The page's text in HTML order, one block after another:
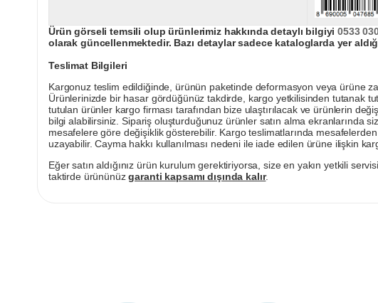
Ürün görseli temsili olup ürünlerimiz hakkında detaylı bilgiyi0533
olarak güncellenmektedir. Bazı detaylar sadece kataloglarda yer
Teslimat Bilgileri
Kargonuz teslim edildiğinde, ürünün paketinde deformasyon veya ürüne
Ürünlerinizde bir hasar gördüğünüz takdirde, kargo yetkilisinden tutanak
tutulan ürünler kargo firması tarafından bize ulaştırılacak ve ürünlerin
bilgi alabilirsiniz. Sipariş oluşturduğunuz ürünler satın alma ekranlarında
mesafelere göre değişiklik gösterebilir. Kargo teslimatlarında
uzayabilir. Cayma hakkı kullanılması nedeni ile iade edilen ürüne ilişkin
Eğer satın aldığınız ürün kurulum gerektiriyorsa, size en yakın yetkili
taktirde ürününüzgaranti kapsamı dışında kalır.